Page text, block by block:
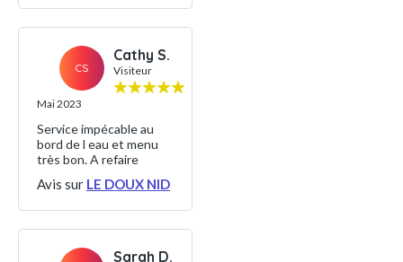
CS
Cathy S.
Visiteur
Mai 2023
Service impécable au
bord de l eau et menu
très bon. A refaire
Avis sur LE DOUX NID
Sarah D.